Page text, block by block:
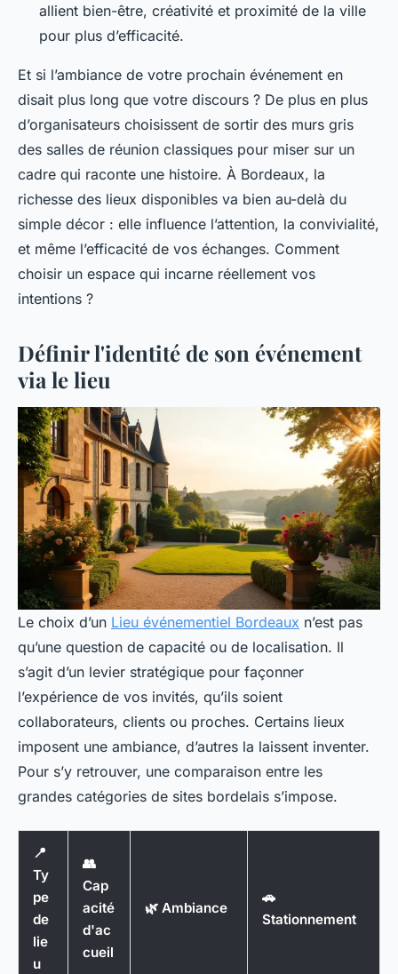
allient bien-être, créativité et proximité de la ville
pour plus d’efficacité.
Et si l’ambiance de votre prochain événement en
disait plus long que votre discours ? De plus en plus
d’organisateurs choisissent de sortir des murs gris
des salles de réunion classiques pour miser sur un
cadre qui raconte une histoire. À Bordeaux, la
richesse des lieux disponibles va bien au-delà du
simple décor : elle influence l’attention, la convivialité,
et même l’efficacité de vos échanges. Comment
choisir un espace qui incarne réellement vos
intentions ?
Définir l'identité de son événement
via le lieu
Le choix d’un Lieu événementiel Bordeaux n’est pas
qu’une question de capacité ou de localisation. Il
s’agit d’un levier stratégique pour façonner
l’expérience de vos invités, qu’ils soient
collaborateurs, clients ou proches. Certains lieux
imposent une ambiance, d’autres la laissent inventer.
Pour s’y retrouver, une comparaison entre les
grandes catégories de sites bordelais s’impose.
📍
Ty
pe
de
lie
u
👥
Cap
acité
d'ac
cueil
🌿 Ambiance
🚗
Stationnement